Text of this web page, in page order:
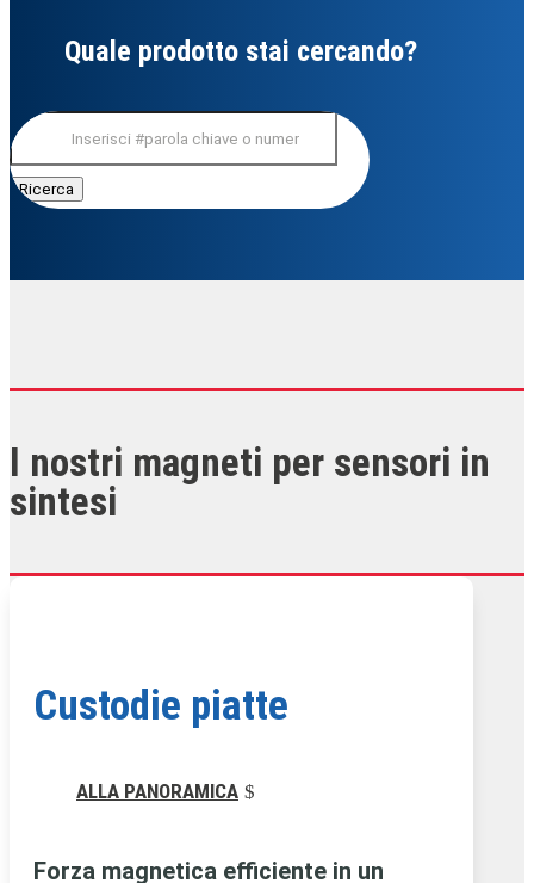
Quale prodotto stai cercando?
Cerca:
I nostri magneti per sensori in
sintesi
Custodie piatte
ALLA PANORAMICA
Forza magnetica efficiente in un